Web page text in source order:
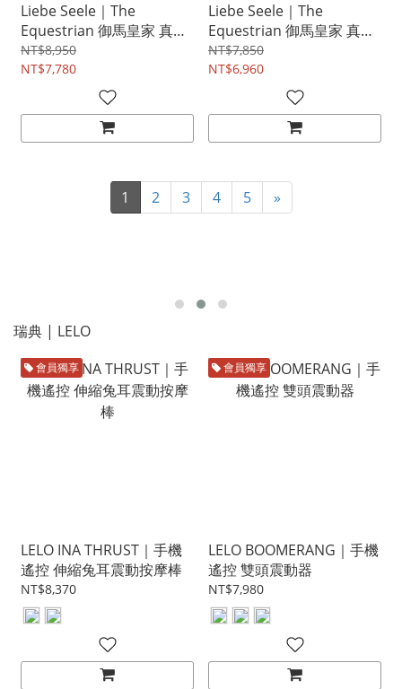
Liebe Seele｜The
Equestrian 御馬皇家 真皮
牛鞭
NT$8,950
NT$7,780
Liebe Seele｜The
Equestrian 御馬皇家 真皮
九尾鞭
NT$7,850
NT$6,960
1 2 3 4 5 »
瑞典 | LELO
會員獨享
LELO INA THRUST｜手機
遙控 伸縮兔耳震動按摩棒
NT$8,370
會員獨享
LELO BOOMERANG｜手機
遙控 雙頭震動器
NT$7,980